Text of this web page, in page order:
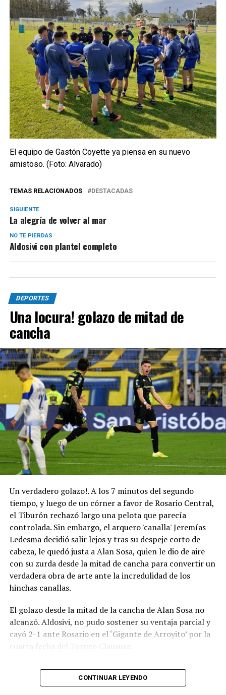
El equipo de Gastón Coyette ya piensa en su nuevo
amistoso. (Foto: Alvarado)
TEMAS RELACIONADOS DESTACADAS
SIGUIENTE
La alegría de volver al mar
NO TE PIERDAS
Aldosivi con plantel completo
DEPORTES
Una locura! golazo de mitad de
cancha
Un verdadero golazo!. A los 7 minutos del segundo
tiempo, y luego de un córner a favor de Rosario Central,
el Tiburón rechazó largo una pelota que parecía
controlada. Sin embargo, el arquero 'canalla' Jeremías
Ledesma decidió salir lejos y tras su despeje corto de
cabeza, le quedó justa a Alan Sosa, quien le dio de aire
con su zurda desde la mitad de cancha para convertir un
verdadera obra de arte ante la incredulidad de los
hinchas canallas.
El golazo desde la mitad de la cancha de Alan Sosa no
alcanzó. Aldosivi, no pudo sostener su ventaja parcial y
cayó 2-1 ante Rosario en el ‘Gigante de Arroyito’ por la
cuarta fecha del Torneo Clausura.
Foto Alan Sosa festeja su golazo en el Gigante de
Arroyito. FotobairesCONTINUAR LEYENDO